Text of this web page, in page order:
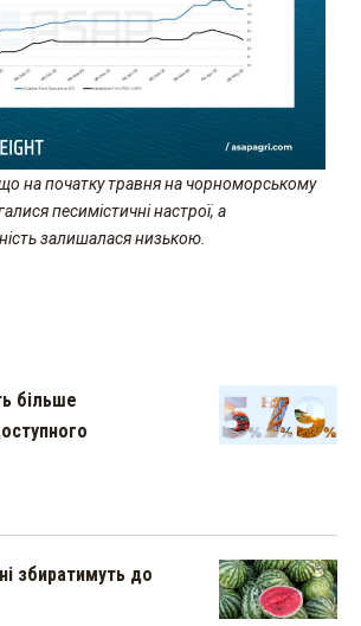
на початку травня на чорноморському
песимістичні настрої, а
залишалася низькою.
більше
збиратимуть до